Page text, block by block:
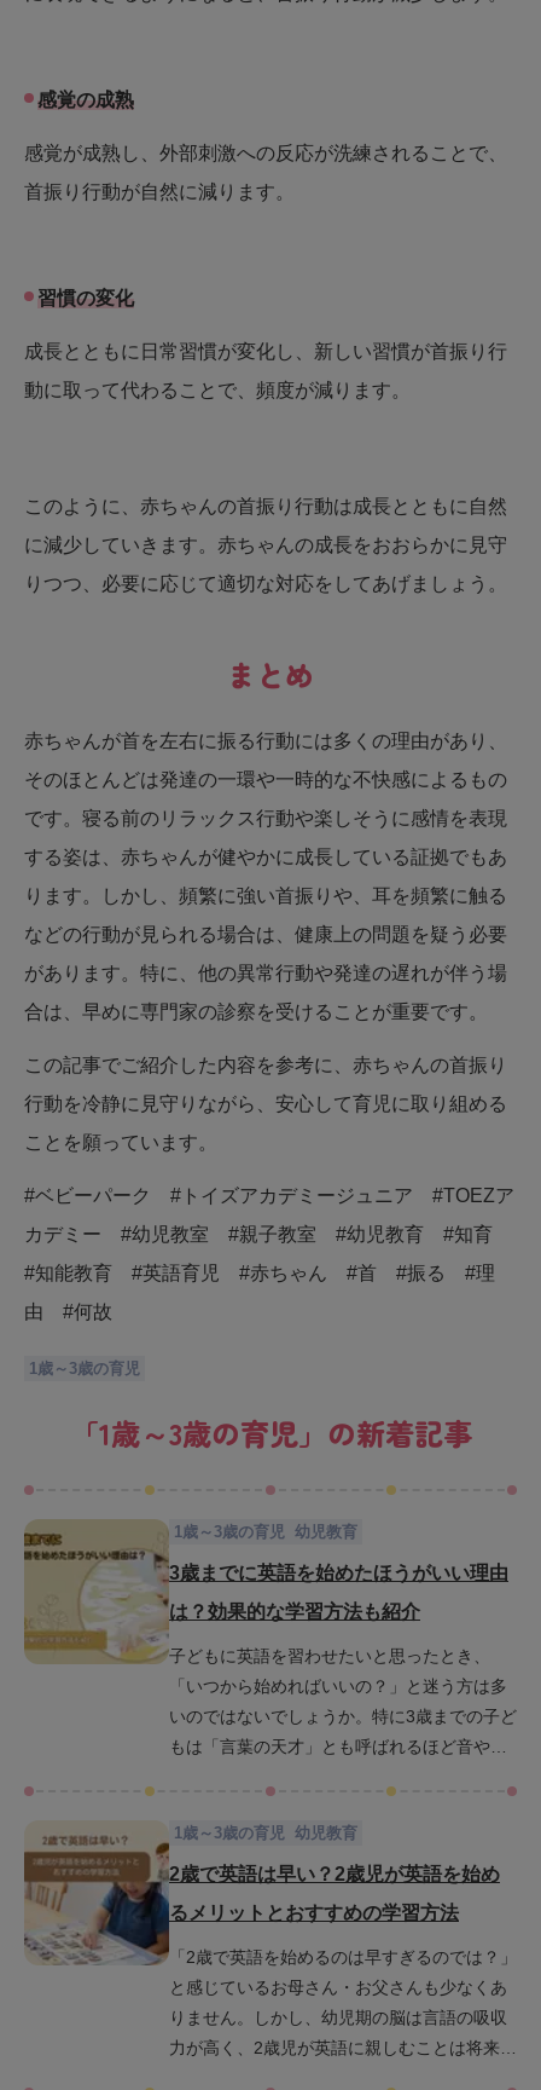
感覚の成熟
感覚が成熟し、外部刺激への反応が洗練されることで、
首振り行動が自然に減ります。
習慣の変化
成長とともに日常習慣が変化し、新しい習慣が首振り行
動に取って代わることで、頻度が減ります。
このように、赤ちゃんの首振り行動は成長とともに自然
に減少していきます。赤ちゃんの成長をおおらかに見守
りつつ、必要に応じて適切な対応をしてあげましょう。
まとめ
赤ちゃんが首を左右に振る行動には多くの理由があり、
そのほとんどは発達の一環や一時的な不快感によるもの
です。寝る前のリラックス行動や楽しそうに感情を表現
する姿は、赤ちゃんが健やかに成長している証拠でもあ
ります。しかし、頻繁に強い首振りや、耳を頻繁に触る
などの行動が見られる場合は、健康上の問題を疑う必要
があります。特に、他の異常行動や発達の遅れが伴う場
合は、早めに専門家の診察を受けることが重要です。
この記事でご紹介した内容を参考に、赤ちゃんの首振り
行動を冷静に見守りながら、安心して育児に取り組める
ことを願っています。
#ベビーパーク #トイズアカデミージュニア #TOEZア
カデミー #幼児教室 #親子教室 #幼児教育 #知育
#知能教育 #英語育児 #赤ちゃん #首 #振る #理
由 #何故
1歳～3歳の育児
「1歳～3歳の育児」の新着記事
1歳～3歳の育児 幼児教育
3歳までに英語を始めたほうがいい理由
は？効果的な学習方法も紹介
子どもに英語を習わせたいと思ったとき、
「いつから始めればいいの？」と迷う方は多
いのではないでしょうか。特に3歳までの子ど
もは「言葉の天才」とも呼ばれるほど音やリ
ています。この記事では、なぜ3歳までに英語
を始めることが良いのか、その理由や効果的
す。英語を「勉強」ではなく「遊び」に変え
るコツを紹介するので、ぜひ参考にしてみて
ください。
1歳～3歳の育児 幼児教育
2歳で英語は早い？2歳児が英語を始め
るメリットとおすすめの学習方法
「2歳で英語を始めるのは早すぎるのでは？」
と感じているお母さん・お父さんも少なくあ
りません。しかし、幼児期の脳は言語の吸収
力が高く、2歳児が英語に親しむことは将来の